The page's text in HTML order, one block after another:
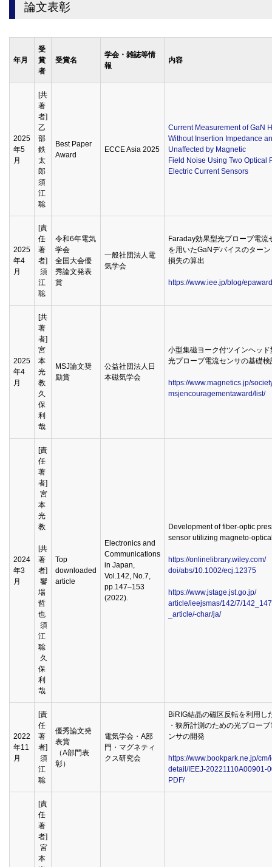
論文表彰
年月
受
賞
者
受賞名
学会・雑誌等情
報
内容
2025
年5
月
[共
著
者]
乙
部
鉄
太
郎
須
江
聡
Best Paper
Award
ECCE Asia 2025
Current Measurement of GaN
Without Insertion Impedance
Unaffected by Magnetic
Field Noise Using Two Optical
Electric Current Sensors
2025
年4
月
[責
任
著
者]
須
江
聡
令和6年電気
学会
全国大会優
秀論文発表
賞
一般社団法人電
気学会
Faraday効果型光プローブ電流
を用いたGaNデバイスのター
損失の算出
https://www.iee.jp/blog/
2025
年4
月
[共
著
者]
宮
本
光
教
久
保
利
哉
MSJ論文奨
励賞
公益社団法人日
本磁気学会
小型集磁ヨーク付ツインヘッド
光プローブ電流センサの基礎検
https://www.magnetics.jp/
msjencouragementaward/list/
2024
年3
月
[責
任
著
者]
宮
本
光
教
[共
著
者]
饗
場
哲
也
須
江
聡
久
保
利
哉
Top
downloaded
article
Electronics and
Communications
in Japan,
Vol.142, No.7,
pp.147–153
(2022).
Development of fiber-optic
sensor utilizing magneto-
https://onlinelibrary.wiley.com/
doi/abs/10.1002/ecj.12375
https://www.jstage.jst.go.jp/
article/ieejsmas/142/7/
_article/-char/ja/
2022
年11
月
[責
任
著
者]
須
江
聡
優秀論文発
表賞
（A部門表
彰）
電気学会・A部
門・マグネティ
クス研究会
BiRIG結晶の磁区反転を利用し
・狭所計測のための光プロー
ンサの開発
https://www.bookpark.ne.jp/cm/
detail/IEEJ-20221110A00901-
PDF/
[責
任
著
者]
宮
本